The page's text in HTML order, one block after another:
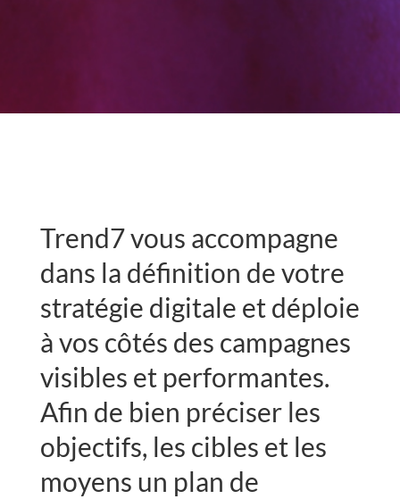
Trend7 vous accompagne
dans la définition de votre
stratégie digitale et déploie
à vos côtés des campagnes
visibles et performantes.
Afin de bien préciser les
objectifs, les cibles et les
moyens un plan de